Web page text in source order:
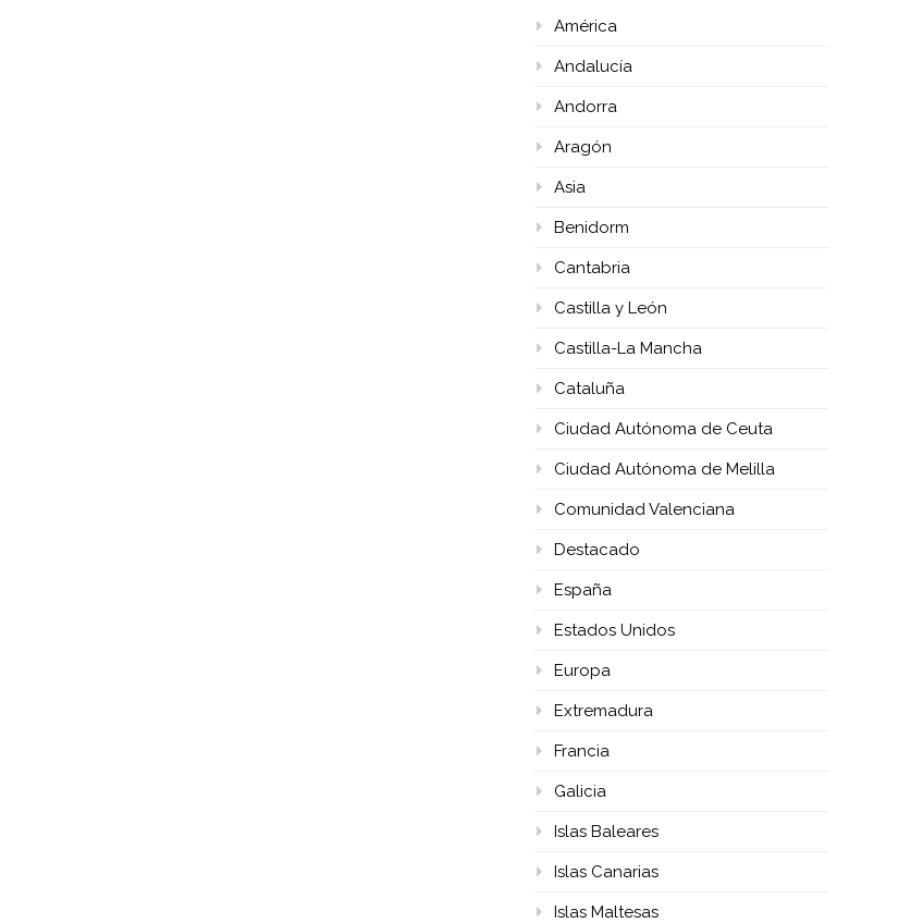
América
Andalucía
Andorra
Aragón
Asia
Benidorm
Cantabria
Castilla y León
Castilla-La Mancha
Cataluña
Ciudad Autónoma de Ceuta
Ciudad Autónoma de Melilla
Comunidad Valenciana
Destacado
España
Estados Unidos
Europa
Extremadura
Francia
Galicia
Islas Baleares
Islas Canarias
Islas Maltesas